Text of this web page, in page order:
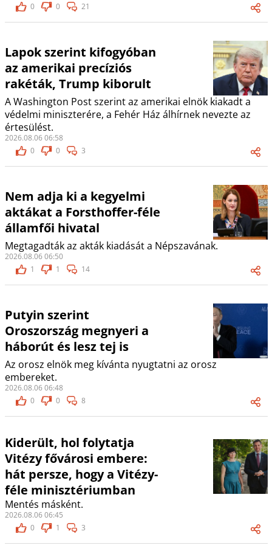
0
0 21
Lapok szerint kifogyóban
az amerikai precíziós
rakéták, Trump kiborult
A Washington Post szerint az amerikai elnök kiakadt a
védelmi miniszterére, a Fehér Ház álhírnek nevezte az
értesülést.
2026.08.06 06:58
0
0 3
Nem adja ki a kegyelmi
aktákat a Forsthoffer-féle
államfői hivatal
Megtagadták az akták kiadását a Népszavának.
2026.08.06 06:50
1
1 14
Putyin szerint
Oroszország megnyeri a
háborút és lesz tej is
Az orosz elnök meg kívánta nyugtatni az orosz
embereket.
2026.08.06 06:48
0
0 8
Kiderült, hol folytatja
Vitézy fővárosi embere:
hát persze, hogy a Vitézy-
féle minisztériumban
Mentés másként.
2026.08.06 06:45
0
1 3